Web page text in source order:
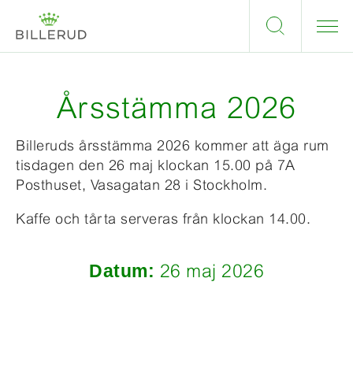
Årsstämma 2026
Billeruds årsstämma 2026 kommer att äga rum
tisdagen den 26 maj klockan 15.00 på 7A
Posthuset, Vasagatan 28 i Stockholm.
Kaffe och tårta serveras från klockan 14.00.
Datum: 26 maj 2026